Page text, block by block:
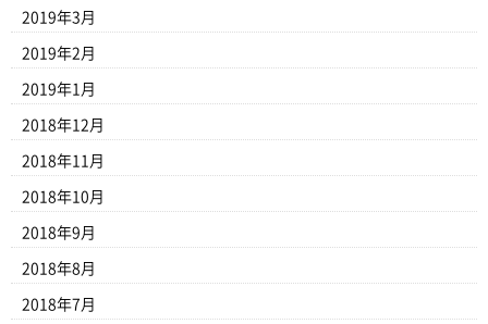
2019年3月
2019年2月
2019年1月
2018年12月
2018年11月
2018年10月
2018年9月
2018年8月
2018年7月